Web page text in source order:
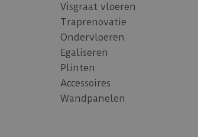
Visgraat vloeren
Traprenovatie
Ondervloeren
Egaliseren
Plinten
Accessoires
Wandpanelen